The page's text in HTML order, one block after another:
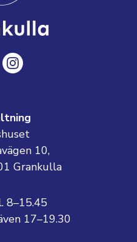
10,
Grankulla
8–15.45
17–19.30